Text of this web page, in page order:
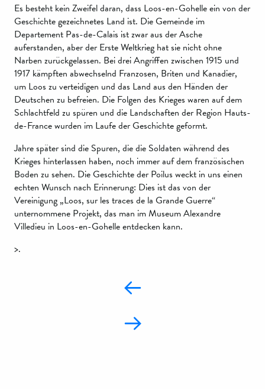
Es besteht kein Zweifel daran, dass Loos-en-Gohelle ein von der
Geschichte gezeichnetes Land ist. Die Gemeinde im
Departement Pas-de-Calais ist zwar aus der Asche
auferstanden, aber der Erste Weltkrieg hat sie nicht ohne
Narben zurückgelassen. Bei drei Angriffen zwischen 1915 und
1917 kämpften abwechselnd Franzosen, Briten und Kanadier,
um Loos zu verteidigen und das Land aus den Händen der
Deutschen zu befreien. Die Folgen des Krieges waren auf dem
Schlachtfeld zu spüren und die Landschaften der Region Hauts-
de-France wurden im Laufe der Geschichte geformt.
Jahre später sind die Spuren, die die Soldaten während des
Krieges hinterlassen haben, noch immer auf dem französischen
Boden zu sehen. Die Geschichte der Poilus weckt in uns einen
echten Wunsch nach Erinnerung: Dies ist das von der
Vereinigung „Loos, sur les traces de la Grande Guerre“
unternommene Projekt, das man im Museum Alexandre
Villedieu in Loos-en-Gohelle entdecken kann.
>.